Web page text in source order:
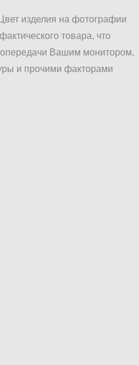
изделия на фотографии
товара, что
Вашим монитором,
и прочими факторами